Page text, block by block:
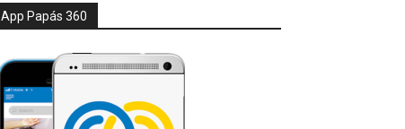
App Papás 360